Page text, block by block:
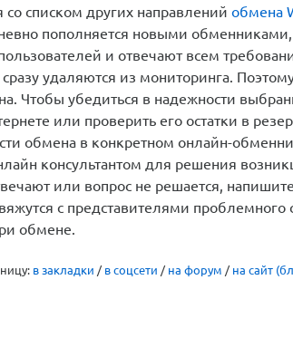
со списком других направлений обмена
пополняется новыми
и отвечают всем
удаляются из мониторинга.
Чтобы убедиться в надежности
или проверить его остатки в
обмена в конкретном онлайн-
консультантом для решения
или вопрос не решается,
с представителями
обмене.
в закладки / в соцсети / на форум / на сайт